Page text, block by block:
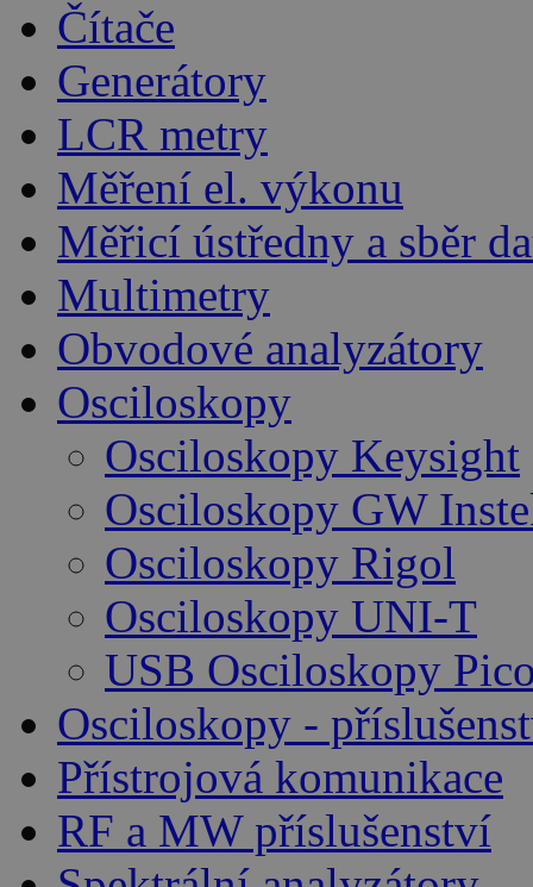
Čítače
Generátory
LCR metry
Měření el. výkonu
Měřicí ústředny a sběr
Multimetry
Obvodové analyzátory
Osciloskopy
Osciloskopy Keysight
Osciloskopy GW
Osciloskopy Rigol
Osciloskopy UNI-T
USB Osciloskopy
Osciloskopy -
Přístrojová komunikace
RF a MW příslušenství